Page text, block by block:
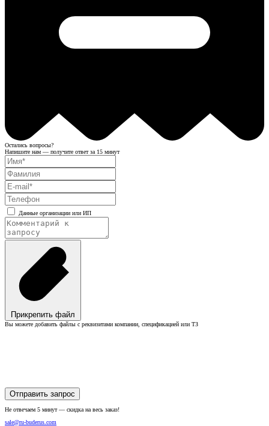
Остались вопросы?
Напишите нам — получите ответ за 15 минут
Данные организации или ИП
Прикрепить файл
Вы можете добавить файлы с реквизитами компании, спецификацией или ТЗ
Отправить запрос
Не отвечаем 5 минут — скидка на весь заказ!
sale@ru-buderus.com